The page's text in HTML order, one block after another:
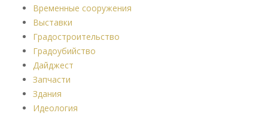
Временные сооружения
Выставки
Градостроительство
Градоубийство
Дайджест
Запчасти
Здания
Идеология